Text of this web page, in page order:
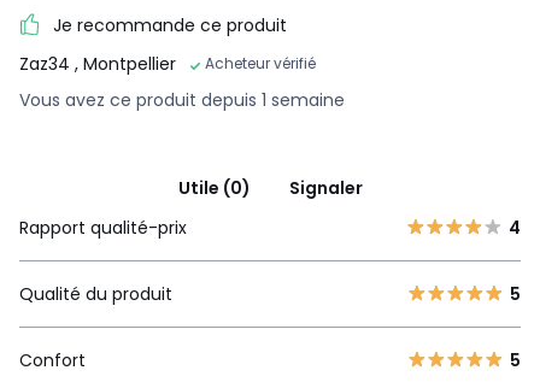
Je recommande ce produit
Zaz34 , Montpellier Acheteur vérifié
Vous avez ce produit depuis 1 semaine
Utile (0)
Signaler
Rapport qualité-prix
4
Qualité du produit 5
Confort 5